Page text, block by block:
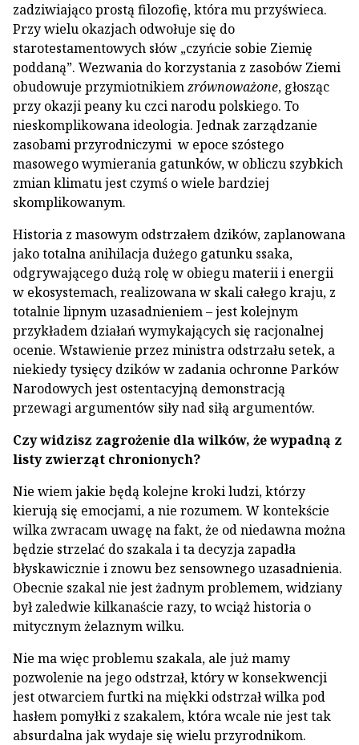
zadziwiająco prostą filozofię, która mu przyświeca.
Przy wielu okazjach odwołuje się do
starotestamentowych słów „czyńcie sobie Ziemię
poddaną”. Wezwania do korzystania z zasobów Ziemi
obudowuje przymiotnikiemzrównoważone, głosząc
przy okazji peany ku czci narodu polskiego. To
nieskomplikowana ideologia. Jednak zarządzanie
zasobami przyrodniczymi w epoce szóstego
masowego wymierania gatunków, w obliczu szybkich
zmian klimatu jest czymś o wiele bardziej
skomplikowanym.
Historia z masowym odstrzałem dzików, zaplanowana
jako totalna anihilacja dużego gatunku ssaka,
odgrywającego dużą rolę w obiegu materii i energii
w ekosystemach, realizowana w skali całego kraju, z
totalnie lipnym uzasadnieniem – jest kolejnym
przykładem działań wymykających się racjonalnej
ocenie. Wstawienie przez ministra odstrzału setek, a
niekiedy tysięcy dzików w zadania ochronne Parków
Narodowych jest ostentacyjną demonstracją
przewagi argumentów siły nad siłą argumentów.
Czy widzisz zagrożenie dla wilków, że wypadną z
listy zwierząt chronionych?
Nie wiem jakie będą kolejne kroki ludzi, którzy
kierują się emocjami, a nie rozumem. W kontekście
wilka zwracam uwagę na fakt, że od niedawna można
będzie strzelać do szakala i ta decyzja zapadła
błyskawicznie i znowu bez sensownego uzasadnienia.
Obecnie szakal nie jest żadnym problemem, widziany
był zaledwie kilkanaście razy, to wciąż historia o
mitycznym żelaznym wilku.
Nie ma więc problemu szakala, ale już mamy
pozwolenie na jego odstrzał, który w konsekwencji
jest otwarciem furtki na miękki odstrzał wilka pod
hasłem pomyłki z szakalem, która wcale nie jest tak
absurdalna jak wydaje się wielu przyrodnikom.